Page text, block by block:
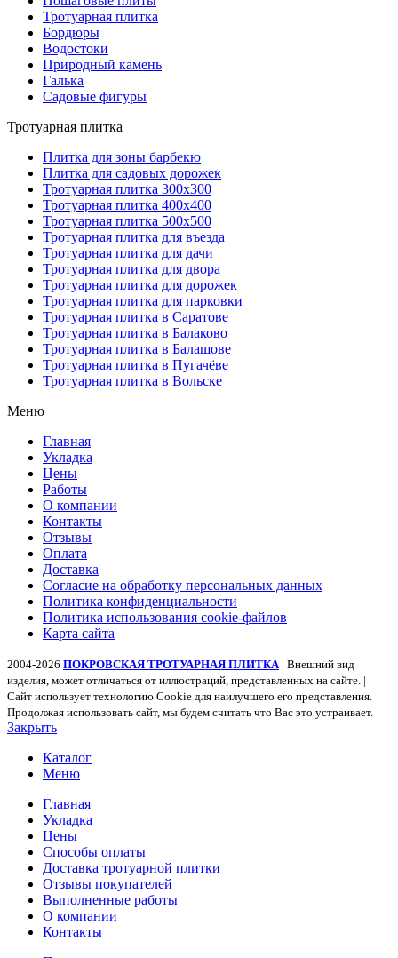
Тротуарная плитка
Бордюры
Водостоки
Природный камень
Галька
Садовые фигуры
Тротуарная плитка
Плитка для зоны барбекю
Плитка для садовых дорожек
Тротуарная плитка 300х300
Тротуарная плитка 400х400
Тротуарная плитка 500х500
Тротуарная плитка для въезда
Тротуарная плитка для дачи
Тротуарная плитка для двора
Тротуарная плитка для дорожек
Тротуарная плитка для парковки
Тротуарная плитка в Саратове
Тротуарная плитка в Балаково
Тротуарная плитка в Балашове
Тротуарная плитка в Пугачёве
Тротуарная плитка в Вольске
Меню
Главная
Укладка
Цены
Работы
О компании
Контакты
Отзывы
Оплата
Доставка
Согласие на обработку персональных данных
Политика конфиденциальности
Политика использования cookie-файлов
Карта сайта
2004-2026 ПОКРОВСКАЯ ТРОТУАРНАЯ ПЛИТКА| Внешний вид
изделия, может отличаться от иллюстраций, представленных на сайте. |
Сайт использует технологию Cookie для наилучшего его представления.
Продолжая использовать сайт, мы будем считать что Вас это устраивает.
Закрыть
Каталог
Меню
Главная
Укладка
Цены
Способы оплаты
Доставка тротуарной плитки
Отзывы покупателей
Выполненные работы
О компании
Контакты